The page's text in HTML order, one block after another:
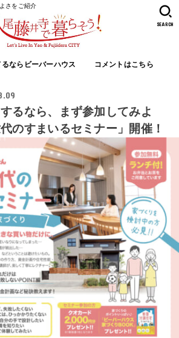
さをご紹介
ならビーバーハウス コメントはこちら
SEARCH
るなら、まず参加してみよ
のすまいるセミナー」開催！